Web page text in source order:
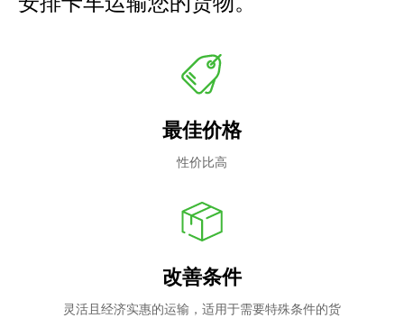
最佳价格
性价比高
改善条件
灵活且经济实惠的运输，适用于需要特殊条件的货